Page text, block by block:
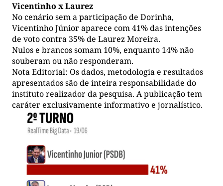
Vicentinho x Laurez
No cenário sem a participação de Dorinha,
Vicentinho Júnior aparece com 41% das intenções
de voto contra 35% de Laurez Moreira.
Nulos e brancos somam 10%, enquanto 14% não
souberam ou não responderam.
Nota Editorial: Os dados, metodologia e resultados
apresentados são de inteira responsabilidade do
instituto realizador da pesquisa. A publicação tem
caráter exclusivamente informativo e jornalístico.